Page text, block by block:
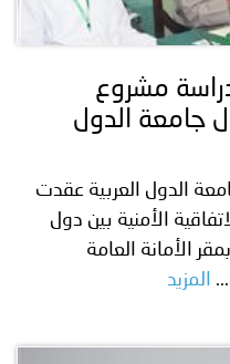
مشروع
جامعة الدول
الدول العربية عقدت
الأمنية بين دول
الأمانة العامة
المزيد